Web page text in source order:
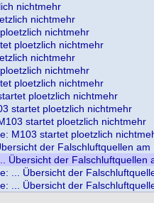
nichtmehr
nichtmehr
nichtmehr
ploetzlich nichtmehr
nichtmehr
nichtmehr
ploetzlich nichtmehr
ploetzlich nichtmehr
startet ploetzlich nichtmehr
startet ploetzlich nichtmehr
M103 startet ploetzlich
der Falschluftquellen am
Übersicht der Falschluftquellen
... Übersicht der
... Übersicht der